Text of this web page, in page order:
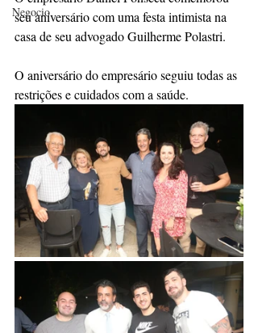
Negocio
seu aniversário com uma festa intimista na
casa de seu advogado Guilherme Polastri.
O aniversário do empresário seguiu todas as
restrições e cuidados com a saúde.